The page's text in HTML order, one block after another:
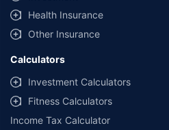
Health Insurance
Other Insurance
Calculators
Investment Calculators
Fitness Calculators
Income Tax Calculator